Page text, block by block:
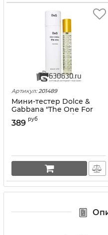
Артикул: 201489
Мини-тестер Dolce &
Gabbana "The One For
Men" 35 ml (в тубе)
389 руб